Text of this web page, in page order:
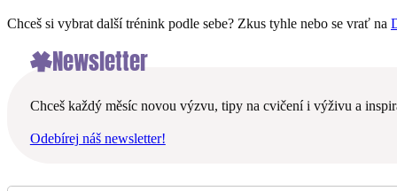
Chceš si vybrat další trénink podle sebe? Zkus tyhle nebo se vrať na
Newsletter
Chceš každý měsíc novou výzvu, tipy na cvičení i výživu a
Odebírej náš newsletter!